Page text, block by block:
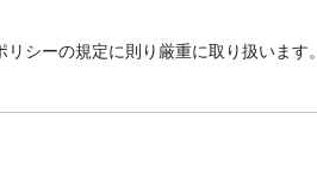
シーの規定に則り厳重に取り扱います。